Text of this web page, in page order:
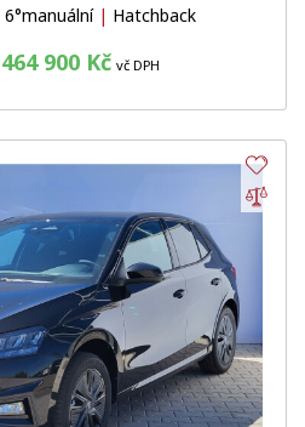
6°manuální | Hatchback
464 900 Kč vč DPH